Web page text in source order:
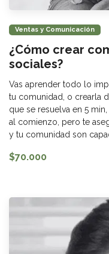
Ventas y Comunicación
¿Cómo crear
sociales?
Vas aprender todo lo
tu comunidad, o crearla
que se resuelva en 5
al comienzo, pero te
y tu comunidad son
$70.000